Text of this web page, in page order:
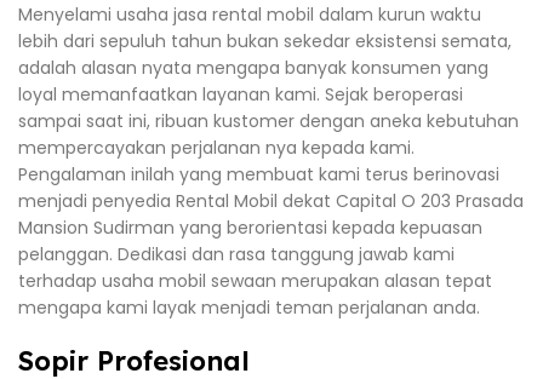
Menyelami usaha jasa rental mobil dalam kurun waktu
lebih dari sepuluh tahun bukan sekedar eksistensi semata,
adalah alasan nyata mengapa banyak konsumen yang
loyal memanfaatkan layanan kami. Sejak beroperasi
sampai saat ini, ribuan kustomer dengan aneka kebutuhan
mempercayakan perjalanan nya kepada kami.
Pengalaman inilah yang membuat kami terus berinovasi
menjadi penyedia Rental Mobil dekat Capital O 203 Prasada
Mansion Sudirman yang berorientasi kepada kepuasan
pelanggan. Dedikasi dan rasa tanggung jawab kami
terhadap usaha mobil sewaan merupakan alasan tepat
mengapa kami layak menjadi teman perjalanan anda.
Sopir Profesional